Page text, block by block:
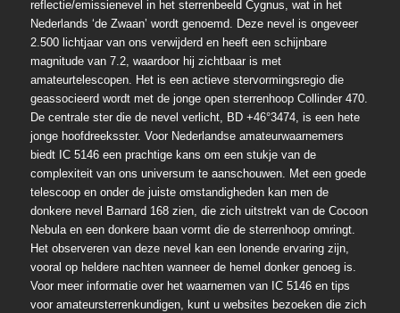
reflectie/emissienevel in het sterrenbeeld Cygnus, wat in het
Nederlands ‘de Zwaan’ wordt genoemd. Deze nevel is ongeveer
2.500 lichtjaar van ons verwijderd en heeft een schijnbare
magnitude van 7.2, waardoor hij zichtbaar is met
amateurtelescopen. Het is een actieve stervormingsregio die
geassocieerd wordt met de jonge open sterrenhoop Collinder 470.
De centrale ster die de nevel verlicht, BD +46°3474, is een hete
jonge hoofdreeksster. Voor Nederlandse amateurwaarnemers
biedt IC 5146 een prachtige kans om een stukje van de
complexiteit van ons universum te aanschouwen. Met een goede
telescoop en onder de juiste omstandigheden kan men de
donkere nevel Barnard 168 zien, die zich uitstrekt van de Cocoon
Nebula en een donkere baan vormt die de sterrenhoop omringt.
Het observeren van deze nevel kan een lonende ervaring zijn,
vooral op heldere nachten wanneer de hemel donker genoeg is.
Voor meer informatie over het waarnemen van IC 5146 en tips
voor amateursterrenkundigen, kunt u websites bezoeken die zich